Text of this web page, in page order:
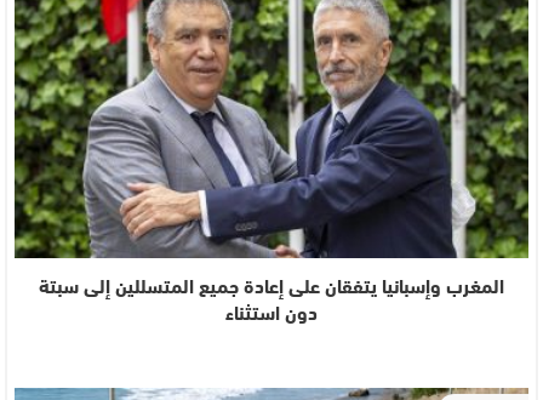
المغرب وإسبانيا يتفقان على إعادة جميع المتسللين إلى سبتة
دون استثناء